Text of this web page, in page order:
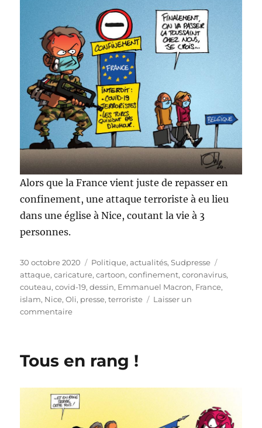
Alors que la France vient juste de repasser en
confinement, une attaque terroriste à eu lieu
dans une église à Nice, coutant la vie à 3
personnes.
Publié
le
30 octobre 2020 Catégories
Politique, actualités,Sudpresse
attaque,caricature,cartoon,confinement,coronavirus,
couteau,covid-19,dessin, Emmanuel Macron, France,
islam, Nice,Oli, presse,terroriste
Laisser un
commentairesur
Nice
Tous en rang !